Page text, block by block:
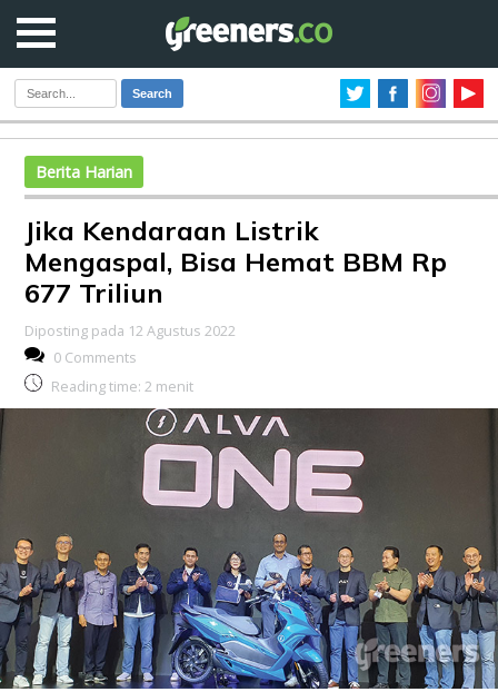
Search
Berita Harian
Jika Kendaraan Listrik
Mengaspal, Bisa Hemat BBM Rp
677 Triliun
Diposting pada 12 Agustus 2022
0 Comments
Reading time: 2 menit